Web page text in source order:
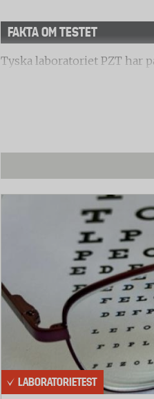
FAKTA OM TESTET
Tyska laboratoriet PZT har
Två av dem är så kallade
och bottenplattan. En är
Klippning
Laboratoriet undersökte
Dessutom undersökte
Två personer bedömde
Montering
Justera klipphöjden
Justera avståndet mellan
LABORATORIETEST